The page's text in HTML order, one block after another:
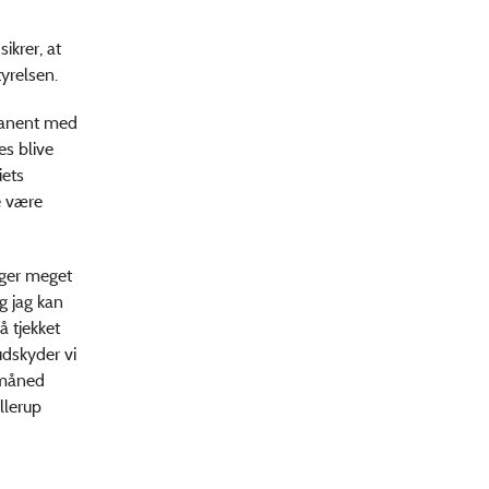
at
med
blive
være
meget
jag kan
tjekket
vi